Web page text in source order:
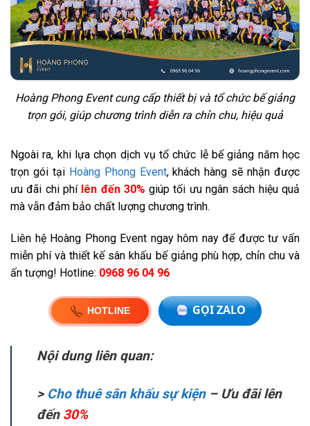
Hoàng Phong Event cung cấp thiết bị và tổ chức bế giảng
trọn gói, giúp chương trình diễn ra chỉn chu, hiệu quả
Ngoài ra, khi lựa chọn dịch vụ tổ chức lễ bế giảng năm học
trọn gói tại Hoàng Phong Event, khách hàng sẽ nhận được
ưu đãi chi phí lên đến 30%giúp tối ưu ngân sách hiệu quả
mà vẫn đảm bảo chất lượng chương trình.
Liên hệ Hoàng Phong Event ngay hôm nay để được tư vấn
miễn phí và thiết kế sân khấu bế giảng phù hợp, chỉn chu và
ấn tượng! Hotline: 0968 96 04 96
Nội dung liên quan:
> Cho thuê sân khấu sự kiện– Ưu đãi lên
đến 30%